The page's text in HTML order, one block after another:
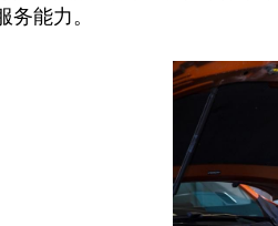
务能力。